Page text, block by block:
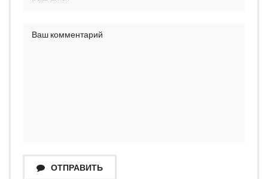
ОТПРАВИТЬ